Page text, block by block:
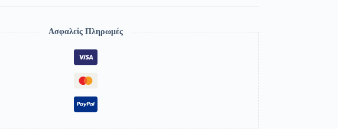
Ασφαλείς Πληρωμές